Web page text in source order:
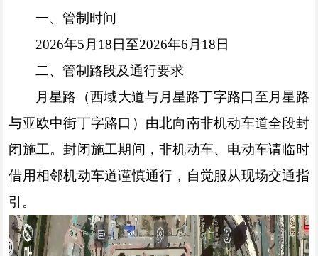
一、管制时间
2026年5月18日至2026年6月18日
二、管制路段及通行要求
月星路（西域大道与月星路丁字路口至月星路
与亚欧中街丁字路口）由北向南非机动车道全段封
闭施工。封闭施工期间，非机动车、电动车请临时
借用相邻机动车道谨慎通行，自觉服从现场交通指
引。